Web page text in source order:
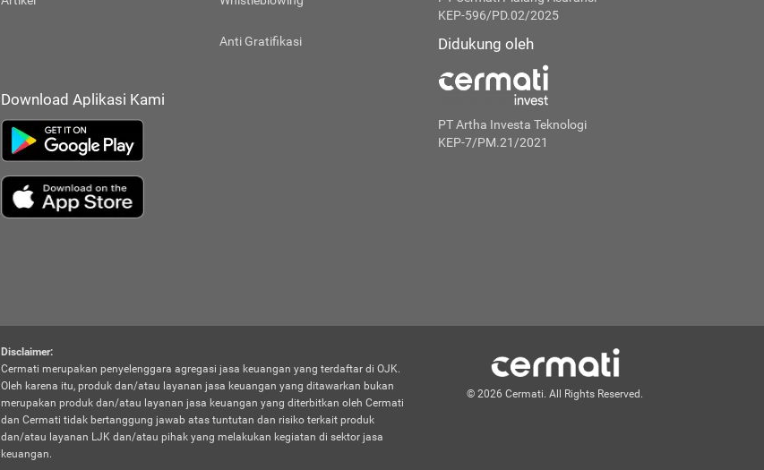
Anti Gratifikasi
Download Aplikasi Kami
KEP-596/PD.02/2025
Didukung oleh
PT Artha Investa Teknologi
KEP-7/PM.21/2021
Disclaimer:
Cermati merupakan penyelenggara agregasi jasa keuangan yang terdaftar di OJK.
Oleh karena itu, produk dan/atau layanan jasa keuangan yang ditawarkan bukan
merupakan produk dan/atau layanan jasa keuangan yang diterbitkan oleh Cermati
dan Cermati tidak bertanggung jawab atas tuntutan dan risiko terkait produk
dan/atau layanan LJK dan/atau pihak yang melakukan kegiatan di sektor jasa
keuangan.
© 2026 Cermati. All Rights Reserved.